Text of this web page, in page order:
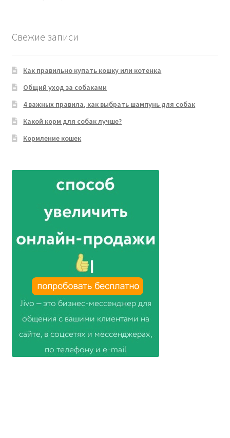
Свежие записи
Как правильно купать кошку или котенка
Общий уход за собаками
4 важных правила, как выбрать шампунь для собак
Какой корм для собак лучше?
Кормление кошек